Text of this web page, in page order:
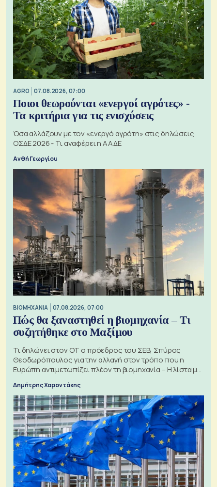
AGRO 07.08.2026, 07:00
Ποιοι θεωρούνται «ενεργοί αγρότες» -
Τα κριτήρια για τις ενισχύσεις
Όσα αλλάζουν με τον «ενεργό αγρότη» στις δηλώσεις
ΟΣΔΕ 2026 - Τι αναφέρει η ΑΑΔΕ
Ανθή Γεωργίου
ΒΙΟΜΗΧΑΝΙΑ 07.08.2026, 07:00
Πώς θα ξαναστηθεί η βιομηχανία – Τι
συζητήθηκε στο Μαξίμου
Τι δηλώνει στον ΟΤ ο πρόεδρος του ΣΕΒ, Σπύρος
Θεοδωρόπουλος για την αλλαγή στον τρόπο που η
Ευρώπη αντιμετωπίζει πλέον τη βιομηχανία – Η λίστα με
Δημήτρης Χαροντάκης